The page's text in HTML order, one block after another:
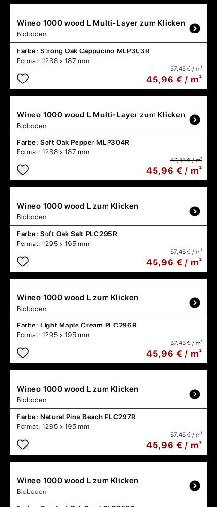
Wineo 1000 wood L Multi-Layer zum Klicken
Bioboden
Farbe: Strong Oak Cappucino MLP303R
Format: 1288 x 187 mm
57,45 € / m²
45,96 € / m²
Wineo 1000 wood L Multi-Layer zum Klicken
Bioboden
Farbe: Soft Oak Pepper MLP304R
Format: 1288 x 187 mm
57,45 € / m²
45,96 € / m²
Wineo 1000 wood L zum Klicken
Bioboden
Farbe: Soft Oak Salt PLC295R
Format: 1295 x 195 mm
57,45 € / m²
45,96 € / m²
Wineo 1000 wood L zum Klicken
Bioboden
Farbe: Light Maple Cream PLC296R
Format: 1295 x 195 mm
57,45 € / m²
45,96 € / m²
Wineo 1000 wood L zum Klicken
Bioboden
Farbe: Natural Pine Beach PLC297R
Format: 1295 x 195 mm
57,45 € / m²
45,96 € / m²
Wineo 1000 wood L zum Klicken
Bioboden